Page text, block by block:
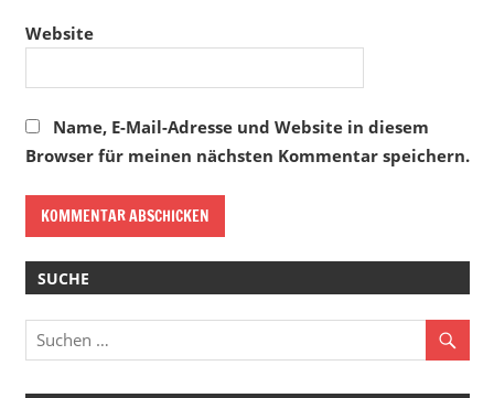
Website
Name, E-Mail-Adresse und Website in diesem
Browser für meinen nächsten Kommentar speichern.
SUCHE